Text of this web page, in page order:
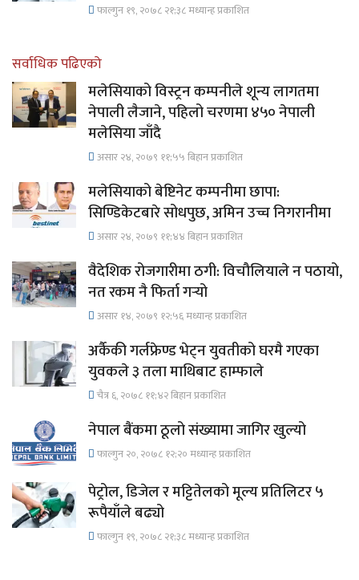
फाल्गुन १९, २०७८ २१;३८ मध्यान्ह प्रकाशित
सर्वाधिक पढिएको
मलेसियाको विस्ट्रन कम्पनीले शून्य लागतमा
नेपाली लैजाने, पहिलो चरणमा ४५० नेपाली
मलेसिया जाँदै
असार २४, २०७९ ११;५५ बिहान प्रकाशित
मलेसियाको बेष्टिनेट कम्पनीमा छापा:
सिण्डिकेटबारे सोधपुछ, अमिन उच्च निगरानीमा
असार २४, २०७९ ११;४४ बिहान प्रकाशित
वैदेशिक रोजगारीमा ठगी: विचौलियाले न पठायो,
नत रकम नै फिर्ता गर्‍यो
असार १४, २०७९ १२;५६ मध्यान्ह प्रकाशित
अर्कैकी गर्लफ्रेण्ड भेट्न युवतीको घरमै गएका
युवकले ३ तला माथिबाट हाम्फाले
चैत्र ६, २०७८ ११;४२ बिहान प्रकाशित
नेपाल बैंकमा ठूलो संख्यामा जागिर खुल्यो
फाल्गुन २०, २०७८ १२;२० मध्यान्ह प्रकाशित
पेट्रोल, डिजेल र मट्टितेलको मूल्य प्रतिलिटर ५
रूपैयाँले बढ्यो
फाल्गुन १९, २०७८ २१;३८ मध्यान्ह प्रकाशित